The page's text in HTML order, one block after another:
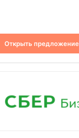
Открыть предложение